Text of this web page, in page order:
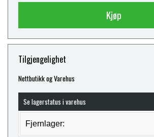
Kjøp
Tilgjengelighet
Nettbutikk og Varehus
Se lagerstatus i varehus
Fjernlager: